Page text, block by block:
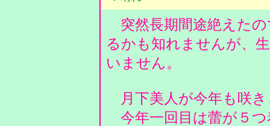
突然長期間途絶えた
るかも知れませんが、
いません。
月下美人が今年も咲
今年一回目は蕾が５